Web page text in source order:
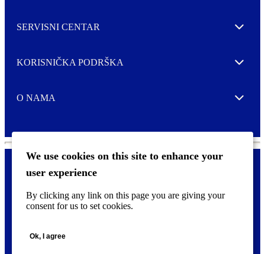
We use cookies on this site to enhance your
user experience
By clicking any link on this page you are giving your
consent for us to set cookies.
Ok, I agree
SERVISNI CENTAR Expand
KORISNIČKA PODRŠKA Expand
O NAMA Expand
o
Pravne i tzv. Cookie obavijesti